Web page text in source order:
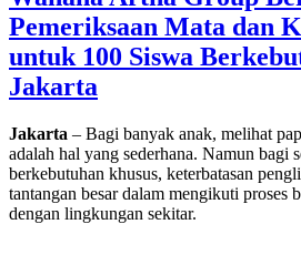
Kejurnas
Motocross
Bekasi,
Ivan
Potensi
Besar
Bersama
Honda
CRF250R”
Pemeriksaan Mata dan
untuk 100 Siswa
Jakarta
Jakarta – Bagi banyak anak, melihat
adalah hal yang sederhana. Namun bagi
berkebutuhan khusus, keterbatasan
tantangan besar dalam mengikuti proses
dengan lingkungan sekitar.